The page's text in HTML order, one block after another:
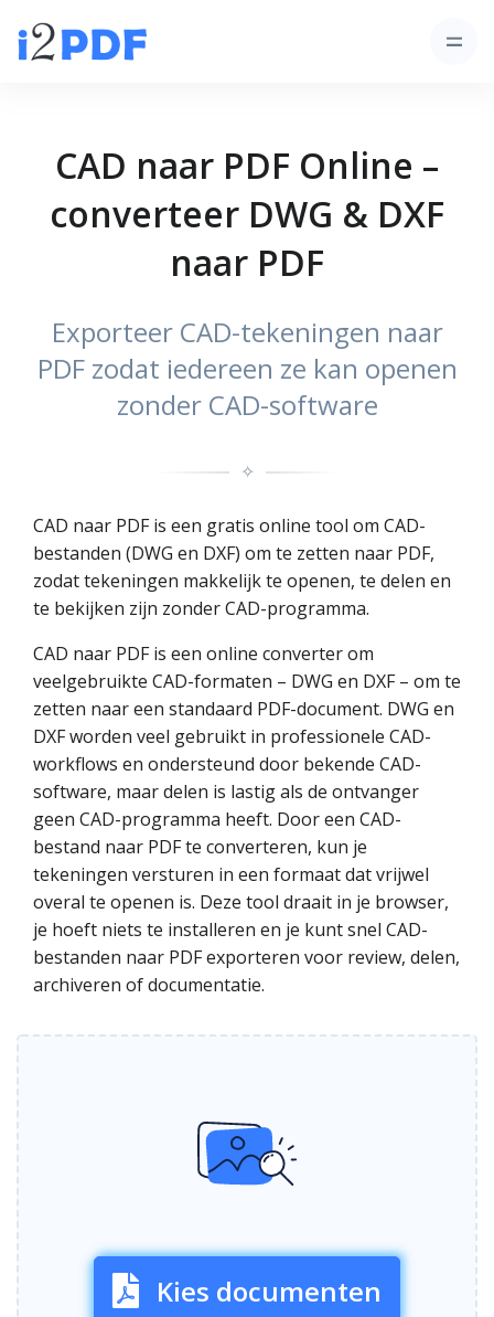
CAD naar PDF Online –
converteer DWG & DXF
naar PDF
Exporteer CAD-tekeningen naar
PDF zodat iedereen ze kan openen
zonder CAD-software
✧
CAD naar PDF is een gratis online tool om CAD-
bestanden (DWG en DXF) om te zetten naar PDF,
zodat tekeningen makkelijk te openen, te delen en
te bekijken zijn zonder CAD-programma.
CAD naar PDF is een online converter om
veelgebruikte CAD-formaten – DWG en DXF – om te
zetten naar een standaard PDF-document. DWG en
DXF worden veel gebruikt in professionele CAD-
workflows en ondersteund door bekende CAD-
software, maar delen is lastig als de ontvanger
geen CAD-programma heeft. Door een CAD-
bestand naar PDF te converteren, kun je
tekeningen versturen in een formaat dat vrijwel
overal te openen is. Deze tool draait in je browser,
je hoeft niets te installeren en je kunt snel CAD-
bestanden naar PDF exporteren voor review, delen,
archiveren of documentatie.
Kies documenten